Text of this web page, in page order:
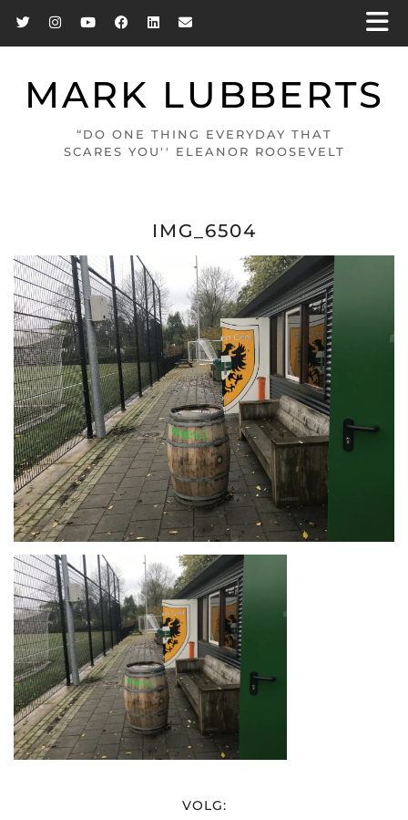
MARK LUBBERTS
“DO ONE THING EVERYDAY THAT
SCARES YOU'' ELEANOR ROOSEVELT
IMG_6504
VOLG: